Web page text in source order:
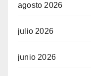
agosto 2026
julio 2026
junio 2026